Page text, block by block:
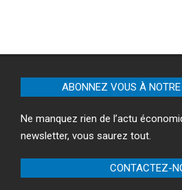
ABONNEZ VOUS À
Ne manquez rien de l’actu
newsletter, vous saurez tout.
CONTACTEZ-